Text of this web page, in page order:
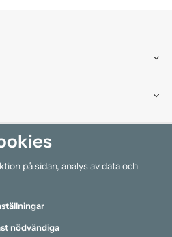
på sidan, analys av data och
nödvändiga